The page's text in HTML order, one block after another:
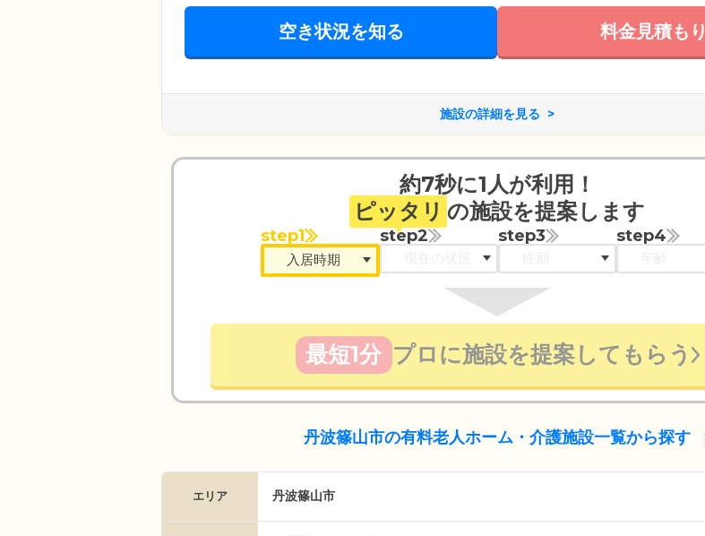
空き状況を知る 料金見積もり
施設の詳細を見る
約7秒に1人が利用！
ピッタリ の施設を提案します
step1 step2 step3 step4
最短1分 プロに施設を提案してもらう
丹波篠山市の有料老人ホーム・介護施設一覧から探す
エリア 丹波篠山市